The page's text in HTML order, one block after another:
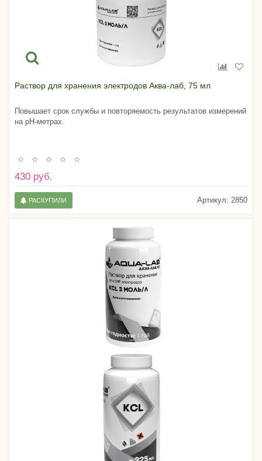
Раствор для хранения электродов Аква-лаб, 75 мл
Повышает срок службы и повторяемость результатов измерений
на pH-метрах.
430 руб.
Артикул: 2850
РАСКУПИЛИ